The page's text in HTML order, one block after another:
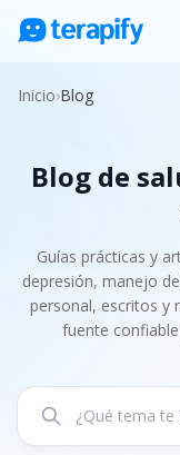
Psicólogos en línea
Opiniones
Preguntas
Blog
Trabaja con
Inicio›Blog
Blog de
Guías prácticas y
depresión, manejo
personal, escritos y
fuente